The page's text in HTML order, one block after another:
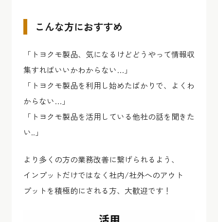
こんな方におすすめ
「トヨクモ製品、気になるけどどうやって情報収
集すればいいかわからない…」
「トヨクモ製品を利用し始めたばかりで、よくわ
からない…」
「トヨクモ製品を活用している他社の話を聞きた
い..」
より多くの方の業務改善に繋げられるよう、
インプットだけではなく社内/社外へのアウト
プットを積極的にされる方、大歓迎です！